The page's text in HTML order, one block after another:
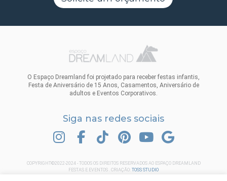
O Espaço Dreamland foi projetado para receber festas infantis,
Festa de Aniversário de 15 Anos, Casamentos, Aniversário de
adultos e Eventos Corporativos.
Siga nas redes sociais
INSTAGRAMFACEBOOKTIK TOK PINTERESTYOUTUBE
COPYRIGHT©2022-2024 - TODOS OS DIREITOS RESERVADOS AO ESPAÇO DREAMLAND
FESTAS E EVENTOS . CRIAÇÃO:TOSS STUDIO